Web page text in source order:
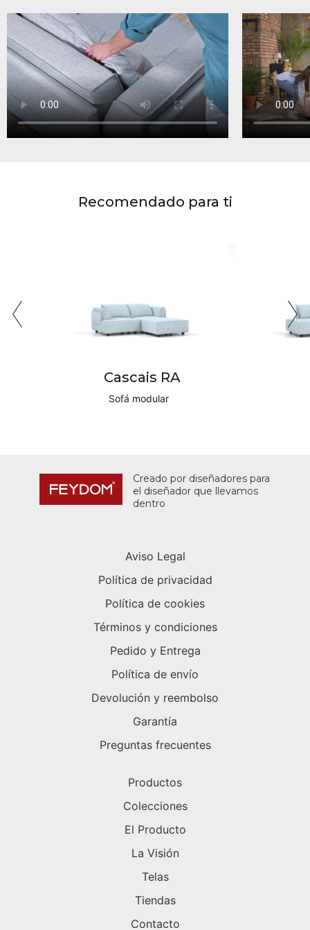
Recomendado para ti
Cascais RA
Sofá modular
Creado por diseñadores para
el diseñador que llevamos
dentro
Aviso Legal
Política de privacidad
Política de cookies
Términos y condiciones
Pedido y Entrega
Política de envío
Devolución y reembolso
Garantía
Preguntas frecuentes
Productos
Colecciones
El Producto
La Visión
Telas
Tiendas
Contacto